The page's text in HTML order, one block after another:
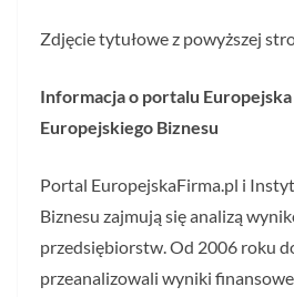
Zdjęcie tytułowe z powyższej
Informacja o portalu
Europejskiego Biznesu
Portal EuropejskaFirma.pl i
Biznesu zajmują się analizą
przedsiębiorstw. Od 2006 roku
przeanalizowali wyniki